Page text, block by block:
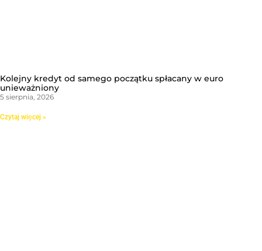
Kolejny kredyt od samego początku spłacany w euro
unieważniony
5 sierpnia, 2026
Czytaj więcej »